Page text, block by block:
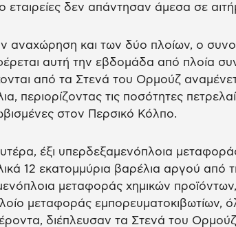
εταιρείες δεν απάντησαν άμεσα σε
αναχώρηση και των δύο πλοίων, ο
αυτή την εβδομάδα από πλοία
από τα Στενά του Ορμούζ
περιορίζοντας τις ποσότητες
στον Περσικό Κόλπο.
έξι υπερδεξαμενόπλοια
12 εκατομμύρια βαρέλια αργού
μεταφοράς χημικών
μεταφοράς εμπορευματοκιβωτίων,
διέπλευσαν τα Στενά του